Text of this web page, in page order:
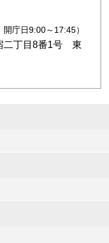
庁日9:00～17:45）
二丁目8番1号 東